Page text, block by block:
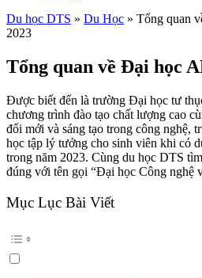
Du học DTS » Du Học » Tổng quan
2023
Tổng quan về Đại học
Được biết đến là trường Đại học tư
chương trình đào tạo chất lượng cao
đổi mới và sáng tạo trong công nghệ,
học tập lý tưởng cho sinh viên khi có
trong năm 2023. Cùng du học DTS
đúng với tên gọi “Đại học Công nghệ
Mục Lục Bài Viết